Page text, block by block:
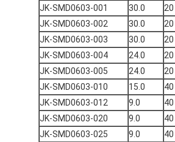
JK-SMD0603-001
30.0 20
JK-SMD0603-002
30.0 20
JK-SMD0603-003
30.0 20
JK-SMD0603-004
24.0 20
JK-SMD0603-005
24.0 20
JK-SMD0603-010
15.0 40
JK-SMD0603-012
9.0 40
JK-SMD0603-020
9.0 40
JK-SMD0603-025
9.0 40